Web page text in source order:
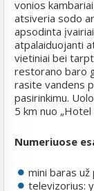
vonios
atsiveria sodo
apsodinta
atpalaiduojanti
vietiniai bei
restorano baro
rasite vandens
pasirinkimu.
5 km nuo „Hotel
Numeriuose
mini baras
televizorius: